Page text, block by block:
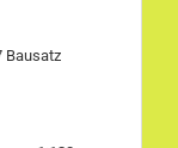
Bausatz